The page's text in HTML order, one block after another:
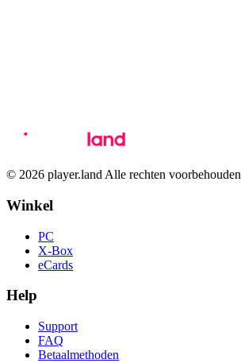
© 2026 player.land Alle rechten voorbehouden
Winkel
PC
X-Box
eCards
Help
Support
FAQ
Betaalmethoden